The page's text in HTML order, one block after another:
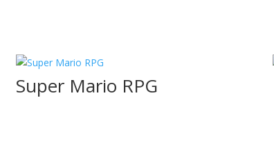
Super Mario RPG